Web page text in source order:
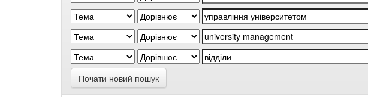
Почати новий пошук